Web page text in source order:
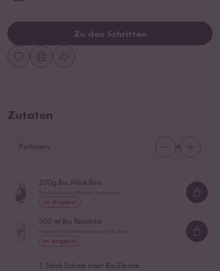
Zu den Schritten
Zutaten
Portionen 4
200g Bio Milch Reis
im Angebot
300 ml Bio Reisdrink
im Angebot
1 Stück Schale einer Bio-Zitrone